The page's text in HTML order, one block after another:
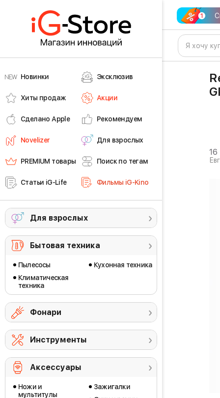
Новинки Эксклюзив
Хиты продаж Акции
Сделано Apple Рекомендуем
Novelizer Для взрослых
PREMIUM товары Поиск по тегам
Статьи iG-Life Фильмы iG-Kino
Для взрослых
Бытовая техника
Пылесосы
Климатическая
техника
Кухонная техника
Фонари
Инструменты
Аксессуары
Ножи и
мультитулы
Зажигалки
16